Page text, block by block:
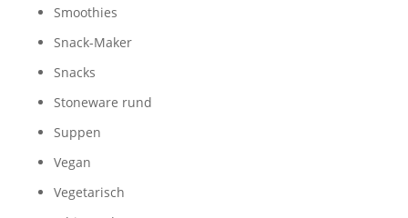
Smoothies
Snack-Maker
Snacks
Stoneware rund
Suppen
Vegan
Vegetarisch